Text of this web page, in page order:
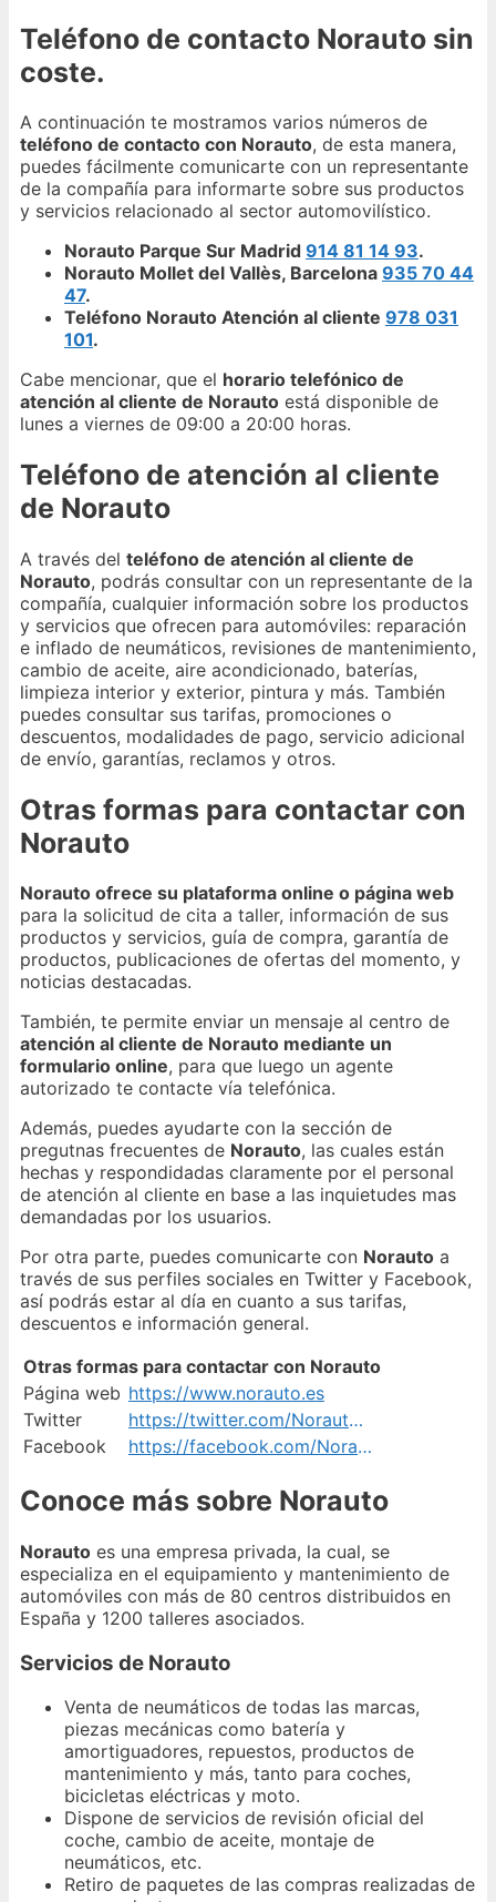
Teléfono de contacto Norauto sin
coste.
A continuación te mostramos varios números de
teléfono de contacto con Norauto, de esta manera,
puedes fácilmente comunicarte con un representante
de la compañía para informarte sobre sus productos
y servicios relacionado al sector automovilístico.
Norauto Parque Sur Madrid 914 81 14 93.
Norauto Mollet del Vallès, Barcelona 935 70 44
47.
Teléfono Norauto Atención al cliente 978 031
101.
Cabe mencionar, que el horario telefónico de
atención al cliente de Norauto está disponible de
lunes a viernes de 09:00 a 20:00 horas.
Teléfono de atención al cliente
de Norauto
A través del teléfono de atención al cliente de
Norauto, podrás consultar con un representante de la
compañía, cualquier información sobre los productos
y servicios que ofrecen para automóviles: reparación
e inflado de neumáticos, revisiones de mantenimiento,
cambio de aceite, aire acondicionado, baterías,
limpieza interior y exterior, pintura y más. También
puedes consultar sus tarifas, promociones o
descuentos, modalidades de pago, servicio adicional
de envío, garantías, reclamos y otros.
Otras formas para contactar con
Norauto
Norauto ofrece su plataforma online o página web
para la solicitud de cita a taller, información de sus
productos y servicios, guía de compra, garantía de
productos, publicaciones de ofertas del momento, y
noticias destacadas.
También, te permite enviar un mensaje al centro de
atención al cliente de Norauto mediante un
formulario online, para que luego un agente
autorizado te contacte vía telefónica.
Además, puedes ayudarte con la sección de
pregutnas frecuentes de Norauto, las cuales están
hechas y respondidadas claramente por el personal
de atención al cliente en base a las inquietudes mas
demandadas por los usuarios.
Por otra parte, puedes comunicarte con Norauto a
través de sus perfiles sociales en Twitter y Facebook,
así podrás estar al día en cuanto a sus tarifas,
descuentos e información general.
Otras formas para contactar con Norauto
Página web https://www.norauto.es
Twitter
https://twitter.com/NorautoEspana
Facebook
https://facebook.com/NorautoEsp
Conoce más sobre Norauto
Norauto es una empresa privada, la cual, se
especializa en el equipamiento y mantenimiento de
automóviles con más de 80 centros distribuidos en
España y 1200 talleres asociados.
Servicios de Norauto
Venta de neumáticos de todas las marcas,
piezas mecánicas como batería y
amortiguadores, repuestos, productos de
mantenimiento y más, tanto para coches,
bicicletas eléctricas y moto.
Dispone de servicios de revisión oficial del
coche, cambio de aceite, montaje de
neumáticos, etc.
Retiro de paquetes de las compras realizadas de